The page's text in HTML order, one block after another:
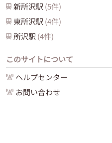
新所沢駅 (5件)
東所沢駅 (4件)
所沢駅 (4件)
このサイトについて
ヘルプセンター
お問い合わせ